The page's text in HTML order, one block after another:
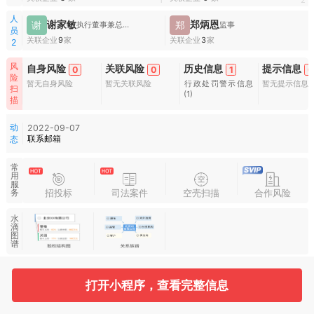
人
员
2
谢 谢家敏
执行董事兼总经理
关联企业9家
郑 郑炳恩监事
关联企业 3家
风
险
扫
描
自身风险 0
暂无自身风险
关联风险 0
暂无关联风险
历史信息 1
行政处罚警示信息
(1)
提示信息 0
暂无提示信息
动
态
2022-09-07
联系邮箱
常
用
服
务
招投标 司法案件 空壳扫描 合作风险
水
滴
图
谱
打开小程序，查看完整信息